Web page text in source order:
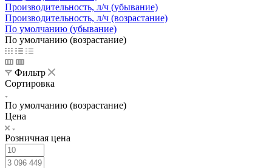
Производительность, л/ч (убывание)
Производительность, л/ч (возрастание)
По умолчанию (убывание)
По умолчанию (возрастание)
Фильтр
Сортировка
По умолчанию (возрастание)
Цена
Розничная цена